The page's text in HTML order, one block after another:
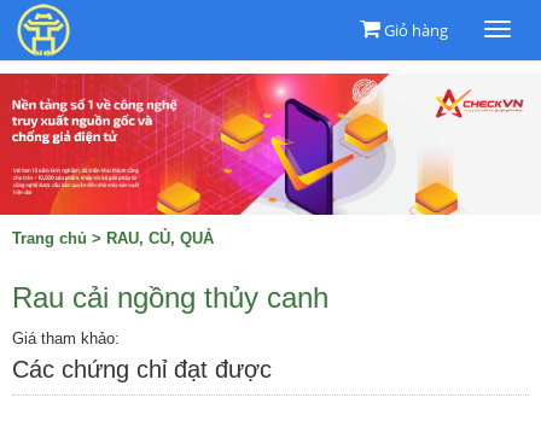
Giỏ hàng
Trang chủ > RAU, CỦ, QUẢ
Rau cải ngồng thủy canh
Giá tham khảo:
Các chứng chỉ đạt được